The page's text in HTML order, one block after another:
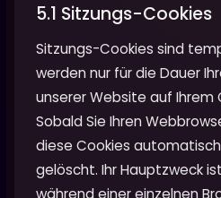
5.1 Sitzungs-Cookies
Sitzungs-Cookies sind
werden nur für die Dauer
unserer Website auf
Sobald Sie Ihren
diese Cookies
gelöscht. Ihr Hauptzweck
während einer einzelnen